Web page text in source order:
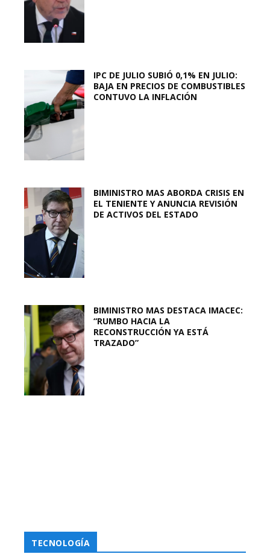
IPC DE JULIO SUBIÓ 0,1% EN JULIO:
BAJA EN PRECIOS DE COMBUSTIBLES
CONTUVO LA INFLACIÓN
BIMINISTRO MAS ABORDA CRISIS EN
EL TENIENTE Y ANUNCIA REVISIÓN
DE ACTIVOS DEL ESTADO
BIMINISTRO MAS DESTACA IMACEC:
“RUMBO HACIA LA
RECONSTRUCCIÓN YA ESTÁ
TRAZADO”
TECNOLOGÍA